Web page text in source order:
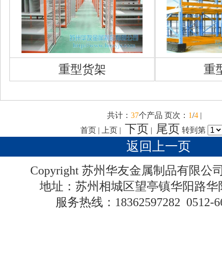
重型货架 重
共计： 37个产品 页次： 1/4 |
首页 | 上页 | 下页 | 尾页 转到第
返回上一页
Copyright 苏州华友金属制品有限
地址：苏州相城区望亭镇华阳路
服务热线： 18362597282 0512-